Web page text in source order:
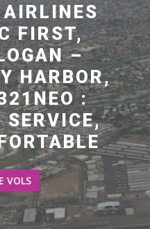
FIRST,
–
HARBOR,
:
SERVICE,
VOLS